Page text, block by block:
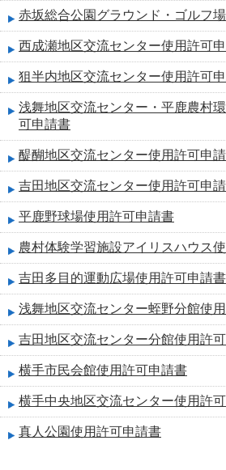
赤坂総合公園グラウンド・ゴルフ
西成瀬地区交流センター使用許可
狙半内地区交流センター使用許可
浅舞地区交流センター・平鹿農村
可申請書
醍醐地区交流センター使用許可申
吉田地区交流センター使用許可申
平鹿野球場使用許可申請書
農村体験学習施設アイリスハウス
吉田多目的運動広場使用許可申請書
浅舞地区交流センター蛭野分館使
吉田地区交流センター分館使用許
横手市民会館使用許可申請書
横手中央地区交流センター使用許
真人公園使用許可申請書